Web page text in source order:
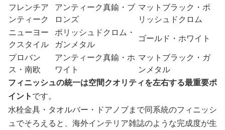
フレンチア
ンティーク
アンティーク真鍮・ブ
ロンズ
マットブラック・ポ
リッシュドクロム
ニューヨー
クスタイル
ポリッシュドクロム・
ガンメタル
ゴールド・ホワイト
プロバン
ス・南欧
アンティーク真鍮・ホ
ワイト
マットブラック・ガ
ンメタル
フィニッシュの統一は空間クオリティを左右する最重要ポ
イントです。
水栓金具・タオルバー・ドアノブまで同系統のフィニッシ
ュでそろえると、海外インテリア雑誌のような完成度が生